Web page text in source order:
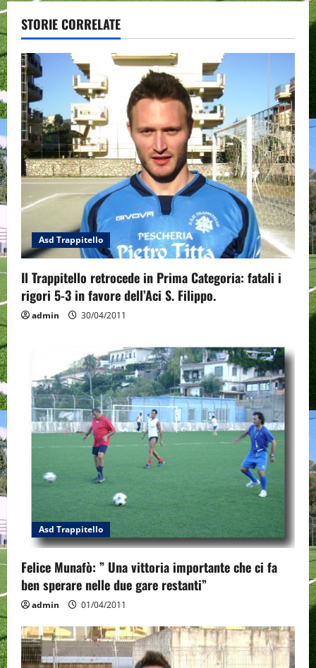
v
i
g
a
t
i
o
STORIE CORRELATE
Asd Trappitello
Il Trappitello retrocede in Prima Categoria: fatali i
rigori 5-3 in favore dell’Aci S. Filippo.
admin 30/04/2011
Asd Trappitello
Felice Munafò: ” Una vittoria importante che ci fa
ben sperare nelle due gare restanti”
admin 01/04/2011